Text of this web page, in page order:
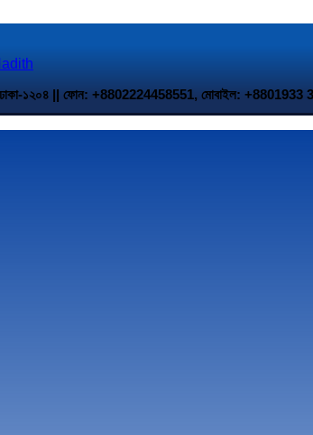
ঢাকা-১২০৪ || ফোন: +8802224458551, মোবাইল: